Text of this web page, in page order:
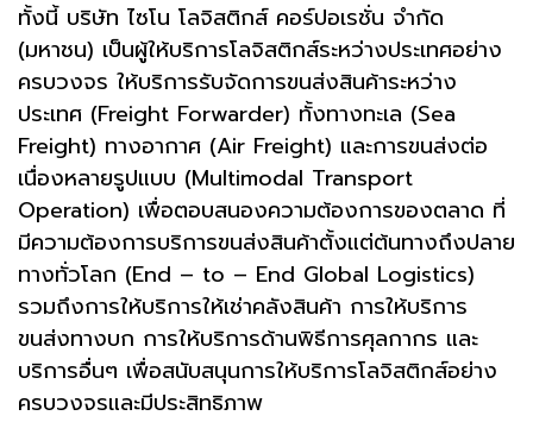
ทั้งนี้ บริษัท ไซโน โลจิสติกส์ คอร์ปอเรชั่น จำกัด
(มหาชน) เป็นผู้ให้บริการโลจิสติกส์ระหว่างประเทศอย่าง
ครบวงจร ให้บริการรับจัดการขนส่งสินค้าระหว่าง
ประเทศ (Freight Forwarder) ทั้งทางทะเล (Sea
Freight) ทางอากาศ (Air Freight) และการขนส่งต่อ
เนื่องหลายรูปแบบ (Multimodal Transport
Operation) เพื่อตอบสนองความต้องการของตลาด ที่
มีความต้องการบริการขนส่งสินค้าตั้งแต่ต้นทางถึงปลาย
ทางทั่วโลก (End – to – End Global Logistics)
รวมถึงการให้บริการให้เช่าคลังสินค้า การให้บริการ
ขนส่งทางบก การให้บริการด้านพิธีการศุลกากร และ
บริการอื่นๆ เพื่อสนับสนุนการให้บริการโลจิสติกส์อย่าง
ครบวงจรและมีประสิทธิภาพ